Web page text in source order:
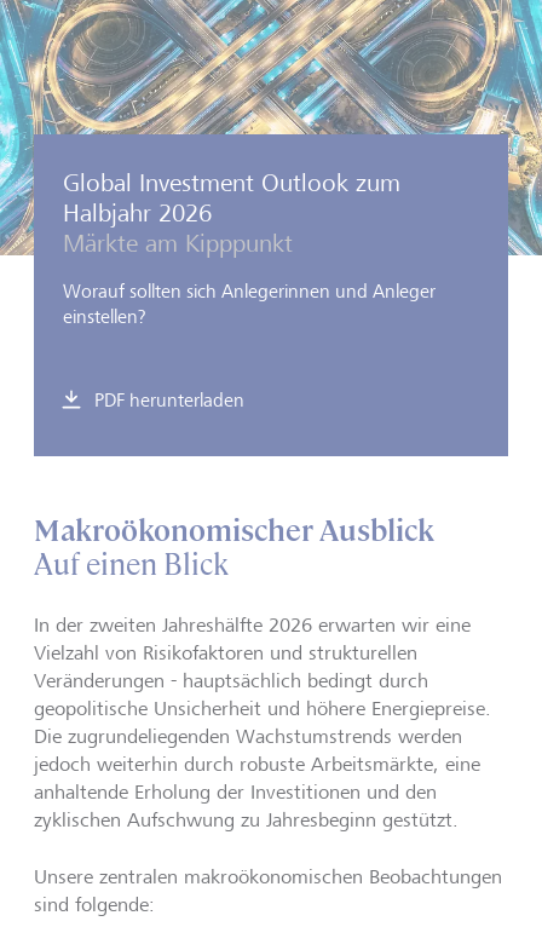
Global Investment Outlook zum
Halbjahr 2026
Märkte am Kipppunkt
Worauf sollten sich Anlegerinnen und Anleger
einstellen?
PDF herunterladen
Makroökonomischer Ausblick
Auf einen Blick
In der zweiten Jahreshälfte 2026 erwarten wir eine
Vielzahl von Risikofaktoren und strukturellen
Veränderungen - hauptsächlich bedingt durch
geopolitische Unsicherheit und höhere Energiepreise.
Die zugrundeliegenden Wachstumstrends werden
jedoch weiterhin durch robuste Arbeitsmärkte, eine
anhaltende Erholung der Investitionen und den
zyklischen Aufschwung zu Jahresbeginn gestützt.
Unsere zentralen makroökonomischen Beobachtungen
sind folgende: